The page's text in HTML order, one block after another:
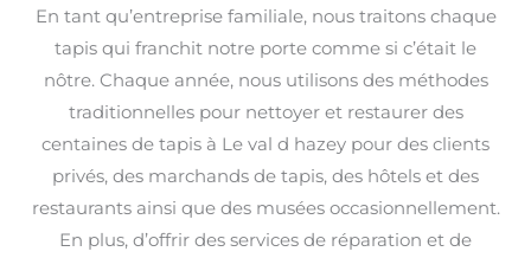
En tant qu’entreprise familiale, nous traitons chaque
tapis qui franchit notre porte comme si c’était le
nôtre. Chaque année, nous utilisons des méthodes
traditionnelles pour nettoyer et restaurer des
centaines de tapis à Le val d hazey pour des clients
privés, des marchands de tapis, des hôtels et des
restaurants ainsi que des musées occasionnellement.
En plus, d’offrir des services de réparation et de